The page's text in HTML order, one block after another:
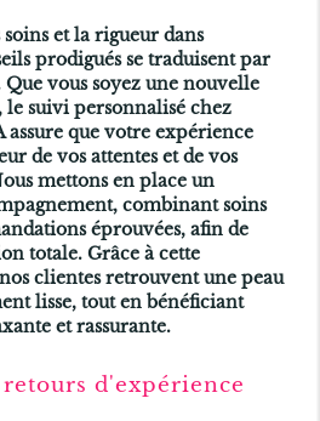
et la rigueur dans
prodigués se traduisent par
Que vous soyez une nouvelle
suivi personnalisé chez
que votre expérience
de vos attentes et de vos
mettons en place un
combinant soins
éprouvées, afin de
totale. Grâce à cette
clientes retrouvent une peau
lisse, tout en bénéficiant
et rassurante.
d'expérience